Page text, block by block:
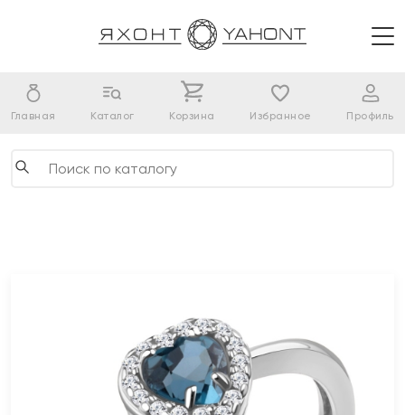
Главная Каталог Корзина Избранное Профиль